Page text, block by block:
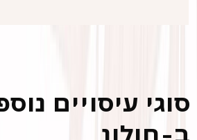
סוגי עיסויים
ב-חולון